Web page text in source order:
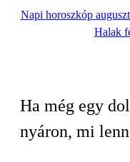
Napi horoszkóp
Halak
Ha még egy
nyáron, mi